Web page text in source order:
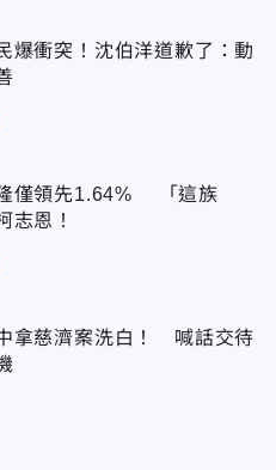
爆衝突！沈伯洋道歉了：動
僅領先1.64% 「這族
志恩！
拿慈濟案洗白！ 喊話交待